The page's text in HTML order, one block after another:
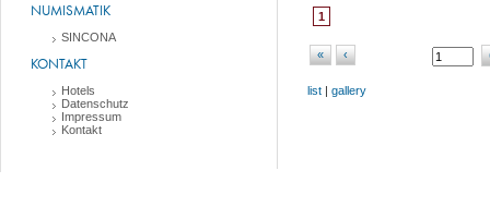
NUMISMATIK
SINCONA
KONTAKT
Hotels
Datenschutz
Impressum
Kontakt
1
« ‹
list | gallery